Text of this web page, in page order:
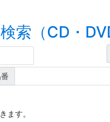
索（CD・
ます。